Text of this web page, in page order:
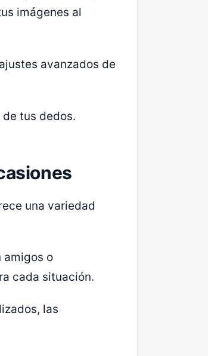
imágenes al
avanzados de
tus dedos.
una variedad
amigos o
cada situación.
las